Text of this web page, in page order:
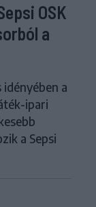
OSK
a
a
ipari
a Sepsi